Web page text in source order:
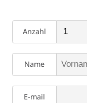
Anzahl
Name
E-mail